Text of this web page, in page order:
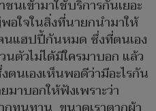
นเข้ามาใช้บริการกันเยอะ
อใจในสิ่งที่นายกนำมาให้
นแฮปปี้กันหมด ซึ่งที่ตนเอง
ตัวไม่ได้มีใครมาบอก แล้ว
ตนเองเห็นพอดีว่ามีอะไรกัน
มาบอกให้ฟังเพราะว่า